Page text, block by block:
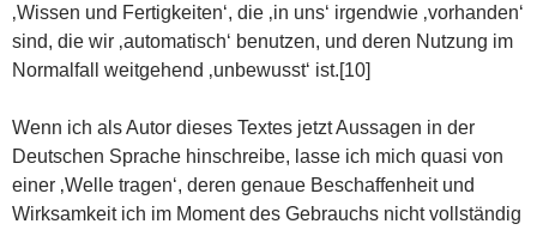
‚Wissen und Fertigkeiten‘, die ‚in uns‘ irgendwie ‚vorhanden‘
sind, die wir ‚automatisch‘ benutzen, und deren Nutzung im
Normalfall weitgehend ‚unbewusst‘ ist.[10]
Wenn ich als Autor dieses Textes jetzt Aussagen in der
Deutschen Sprache hinschreibe, lasse ich mich quasi von
einer ‚Welle tragen‘, deren genaue Beschaffenheit und
Wirksamkeit ich im Moment des Gebrauchs nicht vollständig